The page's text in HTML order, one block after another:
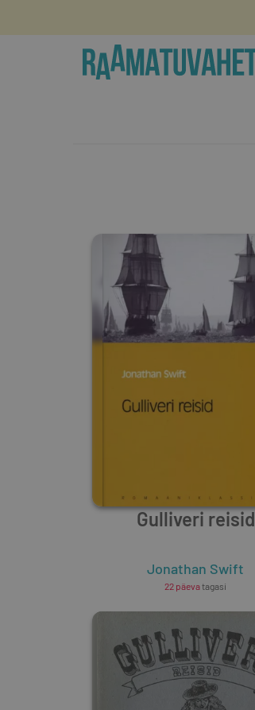
Gulliveri reisid
Jonathan Swift
22 päevatagasi